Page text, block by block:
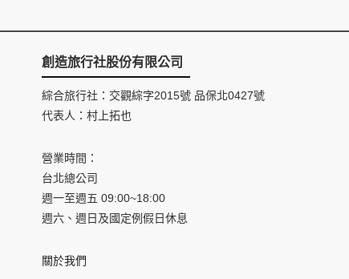
創造旅行社股份有限公司
綜合旅行社：交觀綜字2015號 品保北0427號
代表人：村上拓也
營業時間：
台北總公司
週一至週五 09:00~18:00
週六、週日及國定例假日休息
關於我們